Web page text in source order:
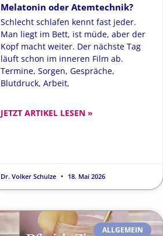
Melatonin oder Atemtechnik?
Schlecht schlafen kennt fast jeder.
Man liegt im Bett, ist müde, aber der
Kopf macht weiter. Der nächste Tag
läuft schon im inneren Film ab.
Termine, Sorgen, Gespräche,
Blutdruck, Arbeit,
JETZT ARTIKEL LESEN »
Dr. Volker Schulze 18. Mai 2026
ALLGEMEIN